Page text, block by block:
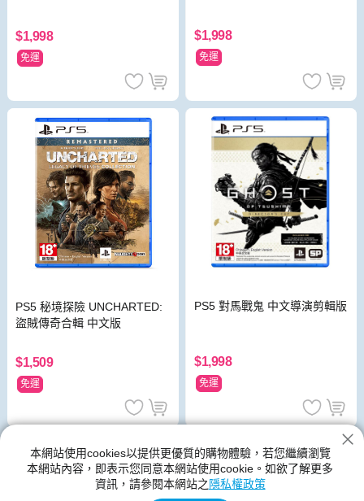
$1,998
免運
$1,998
免運
PS5 秘境探險 UNCHARTED:
盜賊傳奇合輯 中文版
$1,509
免運
PS5 對馬戰鬼 中文導演剪輯版
$1,998
免運
本網站使用cookies以提供更優質的購物體驗，若您繼續瀏覽
本網站內容，即表示您同意本網站使用cookie。如欲了解更多
資訊，請參閱本網站之 隱私權政策